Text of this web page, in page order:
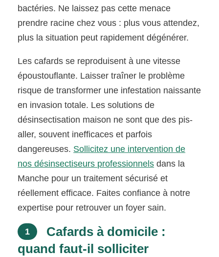
bactéries. Ne laissez pas cette menace
prendre racine chez vous : plus vous attendez,
plus la situation peut rapidement dégénérer.
Les cafards se reproduisent à une vitesse
époustouflante. Laisser traîner le problème
risque de transformer une infestation naissante
en invasion totale. Les solutions de
désinsectisation maison ne sont que des pis-
aller, souvent inefficaces et parfois
dangereuses. Sollicitez une intervention de
nos désinsectiseurs professionnels dans la
Manche pour un traitement sécurisé et
réellement efficace. Faites confiance à notre
expertise pour retrouver un foyer sain.
1
Cafards à domicile :
quand faut-il solliciter